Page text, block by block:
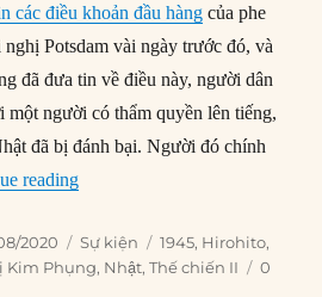
các điều khoản đầu hàng của phe
Potsdam vài ngày trước đó, và
đã đưa tin về điều này, người dân
người có thẩm quyền lên tiếng,
đã bị đánh bại. Người đó chính
reading“15/08/1945: Hoàng đế
2020 Categories
Sự kiện Tags
1945, Hirohito,
Kim Phụng, Nhật,Thế chiến II
0